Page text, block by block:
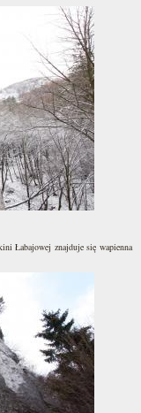
Łabajowej znajduje się wapienna